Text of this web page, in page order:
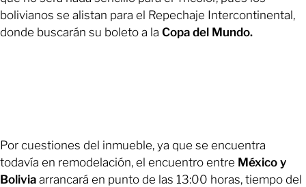
bolivianos se alistan para el Repechaje Intercontinental,
donde buscarán su boleto a la Copa del Mundo.
Por cuestiones del inmueble, ya que se encuentra
todavía en remodelación, el encuentro entre México y
Bolivia arrancará en punto de las 13:00 horas, tiempo del